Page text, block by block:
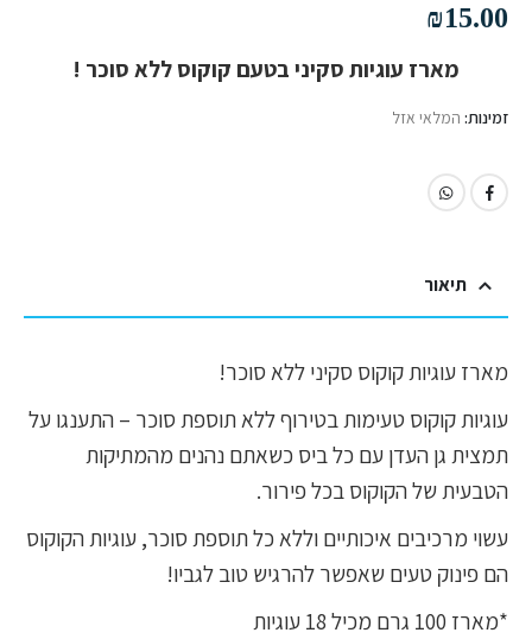
₪15.00
מארז עוגיות סקיני בטעם קוקוס ללא סוכר !
זמינות: המלאי אזל
תיאור
מארז עוגיות קוקוס סקיני ללא סוכר!
עוגיות קוקוס טעימות בטירוף ללא תוספת סוכר – התענגו על
תמצית גן העדן עם כל ביס כשאתם נהנים מהמתיקות
הטבעית של הקוקוס בכל פירור.
עשוי מרכיבים איכותיים וללא כל תוספת סוכר, עוגיות הקוקוס
הם פינוק טעים שאפשר להרגיש טוב לגביו!
*מארז 100 גרם מכיל 18 עוגיות